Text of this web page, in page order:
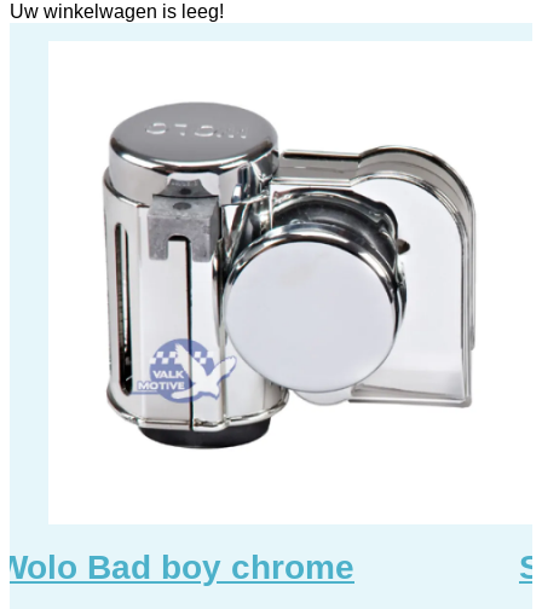
Uw winkelwagen is leeg!
Bad boy chrome